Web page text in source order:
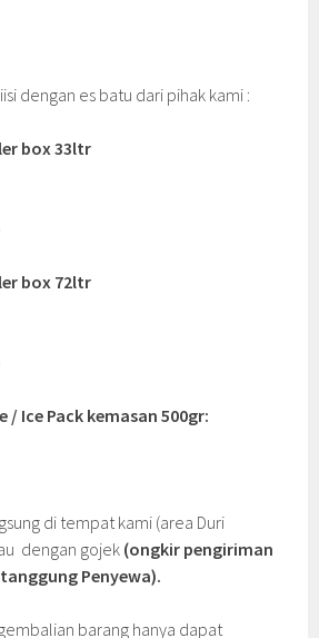
dengan es batu dari pihak kami :
box 33ltr
box 72ltr
/ Ice Pack kemasan 500gr:
di tempat kami (area Duri
dengan gojek (ongkir pengiriman
Penyewa).
barang hanya dapat